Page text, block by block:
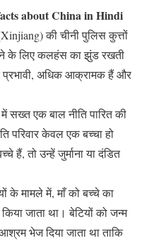
about China in Hindi
की चीनी पुलिस कुत्तों
के लिए कलहंस का झुंड रखती
अधिक आक्रामक हैं और
सख्त एक बाल नीति पारित की
परिवार केवल एक बच्चा हो
तो उन्हें जुर्माना या दंडित
के मामले में, माँ को बच्चे का
जाता था। बेटियों को जन्म
भेज दिया जाता था ताकि